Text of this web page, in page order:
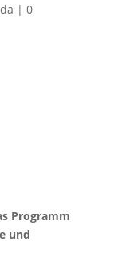
| 0
Programm
und